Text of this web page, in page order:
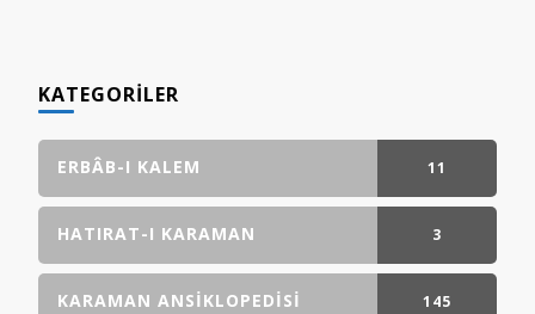
KATEGORILER
ERBÂB-I KALEM 11
GÖNDERI(LER)
HATIRAT-I KARAMAN 3
GÖNDERI(LER)
KARAMAN ANSIKLOPEDISI 145